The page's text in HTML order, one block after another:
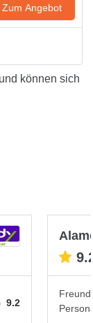
Zum Angebot
können sich
9.2